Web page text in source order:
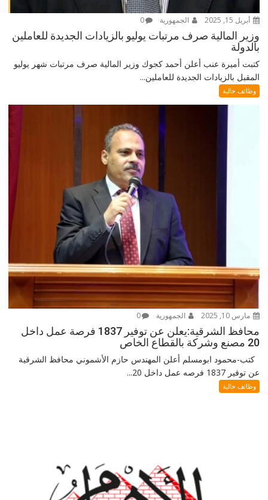
أبريل 15, 2025 الجمهورية 0
وزير المالية صرف مرتبات يوليو بالزيادات الجديدة للعاملين
بالدولة
كتبت أميرة عنب أعلن أحمد كجوك وزير المالية صرف مرتبات شهر يوليو
المقبل بالزيادات الجديدة للعاملين...
وظائف خالية
مارس 10, 2025 الجمهورية 0
محافظ الشرقية:يعلن عن توفير 1837 فرصة عمل داخل
20 مصنع وشركة بالقطاع الخاص
كتب-محمود ابومسلم أعلن المهندس حازم الأشموني محافظ الشرقية
عن توفير 1837 فرصه عمل داخل 20...
وظائف خالية